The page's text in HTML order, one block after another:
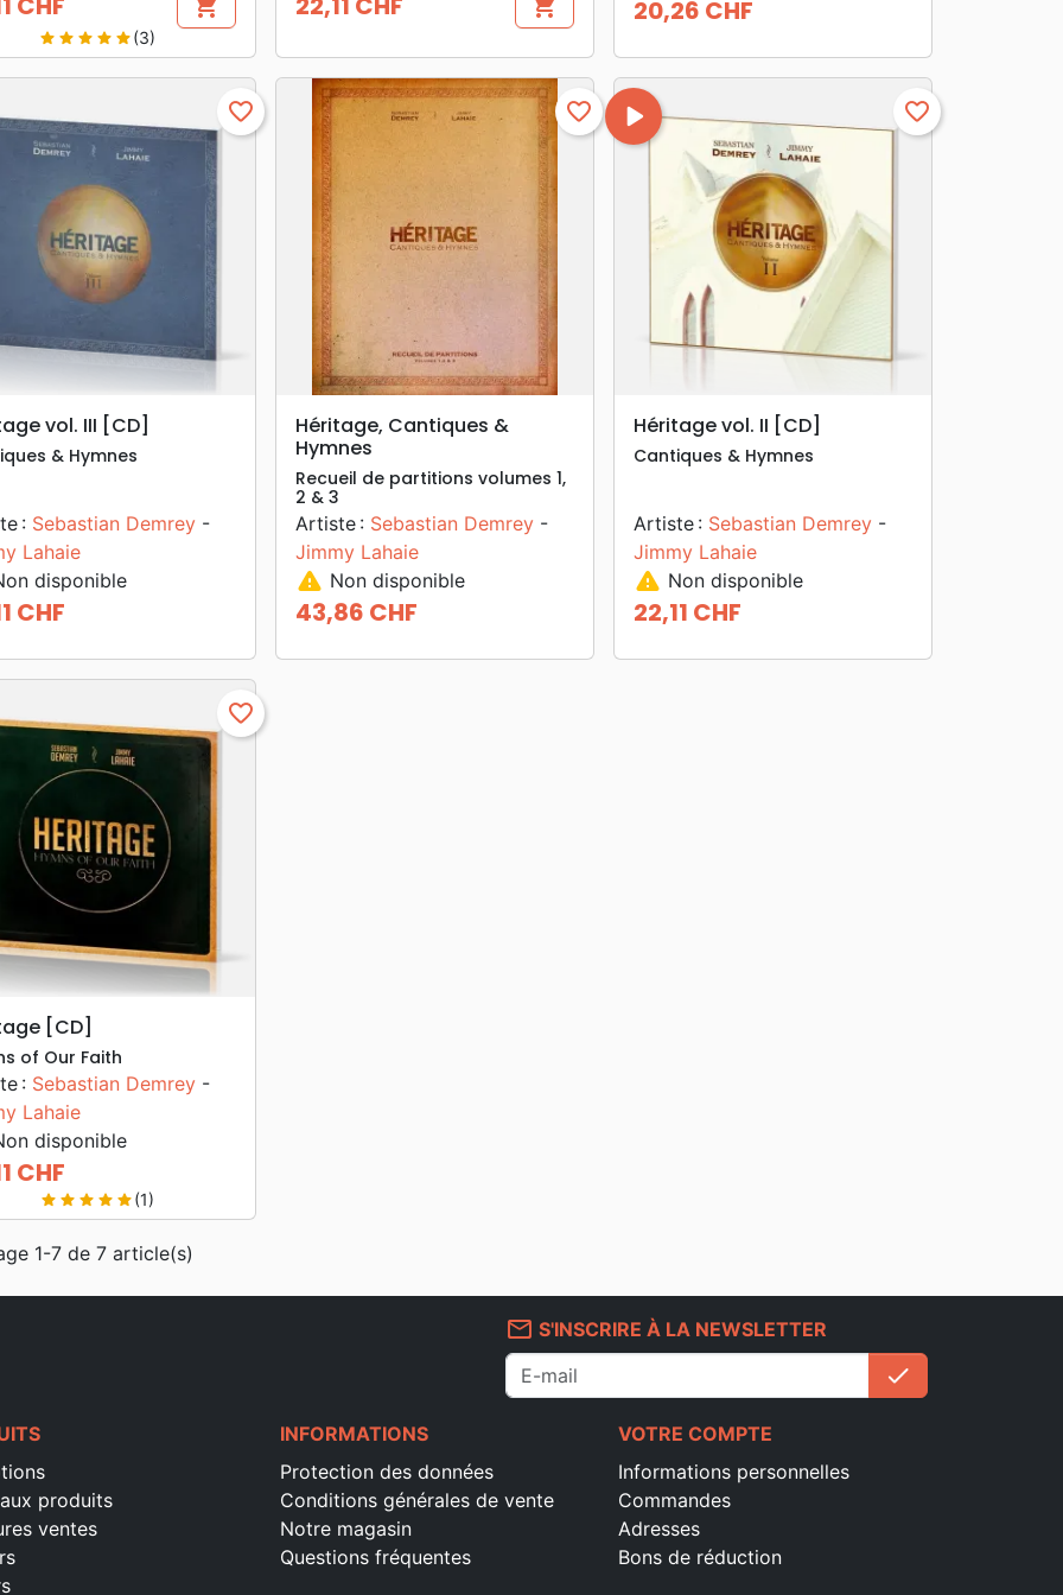
shopping_cart
star star star star star(3)
Prix shopping_cart
Prix
20,26 CHF
search APERÇU RAPIDE
favorite_border
vol. III [CD]
& Hymnes
: Sebastian Demrey -
Lahaie
disponible
CHF
search APERÇU RAPIDE
favorite_border
Héritage, Cantiques &
Hymnes
Recueil de partitions volumes 1,
2 & 3
Artiste : Sebastian Demrey-
Jimmy Lahaie
warning Non disponible
Prix
43,86 CHF
search APERÇU RAPIDE
play_arrow favorite_border
Héritage vol. II [CD]
Cantiques & Hymnes
Artiste : Sebastian Demrey-
Jimmy Lahaie
warning Non disponible
Prix
22,11 CHF
search APERÇU RAPIDE
favorite_border
[CD]
of Our Faith
: Sebastian Demrey -
Lahaie
disponible
CHF
star star star star star(1)
1-7 de 7 article(s)
mail_outline S'INSCRIRE À LA NEWSLETTER
check
produits
ventes
INFORMATIONS
Protection des données
Conditions générales de vente
Notre magasin
Questions fréquentes
VOTRE COMPTE
Informations personnelles
Commandes
Adresses
Bons de réduction